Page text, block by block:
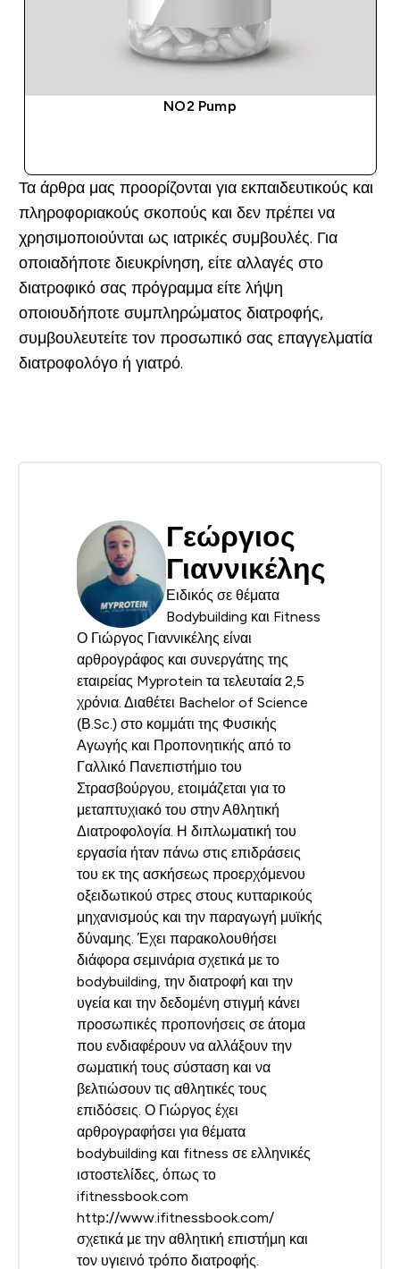
NO2 Pump
Τα άρθρα μας προορίζονται για εκπαιδευτικούς και
πληροφοριακούς σκοπούς και δεν πρέπει να
χρησιμοποιούνται ως ιατρικές συμβουλές. Για
οποιαδήποτε διευκρίνηση, είτε αλλαγές στο
διατροφικό σας πρόγραμμα είτε λήψη
οποιουδήποτε συμπληρώματος διατροφής,
συμβουλευτείτε τον προσωπικό σας επαγγελματία
διατροφολόγο ή γιατρό.
Γεώργιος
Γιαννικέλης
Ειδικός σε θέματα
Bodybuilding και Fitness
Ο Γιώργος Γιαννικέλης είναι
αρθρογράφος και συνεργάτης της
εταιρείας Myprotein τα τελευταία 2,5
χρόνια. Διαθέτει Bachelor of Science
(Β.Sc.) στο κομμάτι της Φυσικής
Αγωγής και Προπονητικής από το
Γαλλικό Πανεπιστήμιο του
Στρασβούργου, ετοιμάζεται για το
μεταπτυχιακό του στην Αθλητική
Διατροφολογία. Η διπλωματική του
εργασία ήταν πάνω στις επιδράσεις
του εκ της ασκήσεως προερχόμενου
οξειδωτικού στρες στους κυτταρικούς
μηχανισμούς και την παραγωγή μυϊκής
δύναμης. Έχει παρακολουθήσει
διάφορα σεμινάρια σχετικά με το
bodybuilding, την διατροφή και την
υγεία και την δεδομένη στιγμή κάνει
προσωπικές προπονήσεις σε άτομα
που ενδιαφέρουν να αλλάξουν την
σωματική τους σύσταση και να
βελτιώσουν τις αθλητικές τους
επιδόσεις. Ο Γιώργος έχει
αρθρογραφήσει για θέματα
bodybuilding και fitness σε ελληνικές
ιστοστελίδες, όπως το
ifitnessbook.com
http://www.ifitnessbook.com/
σχετικά με την αθλητική επιστήμη και
τον υγιεινό τρόπο διατροφής.